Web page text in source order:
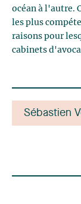
océan à l'autre.
les plus
raisons pour
cabinets